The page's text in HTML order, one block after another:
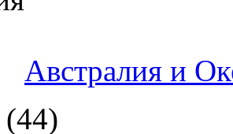
Австралия и
(44)